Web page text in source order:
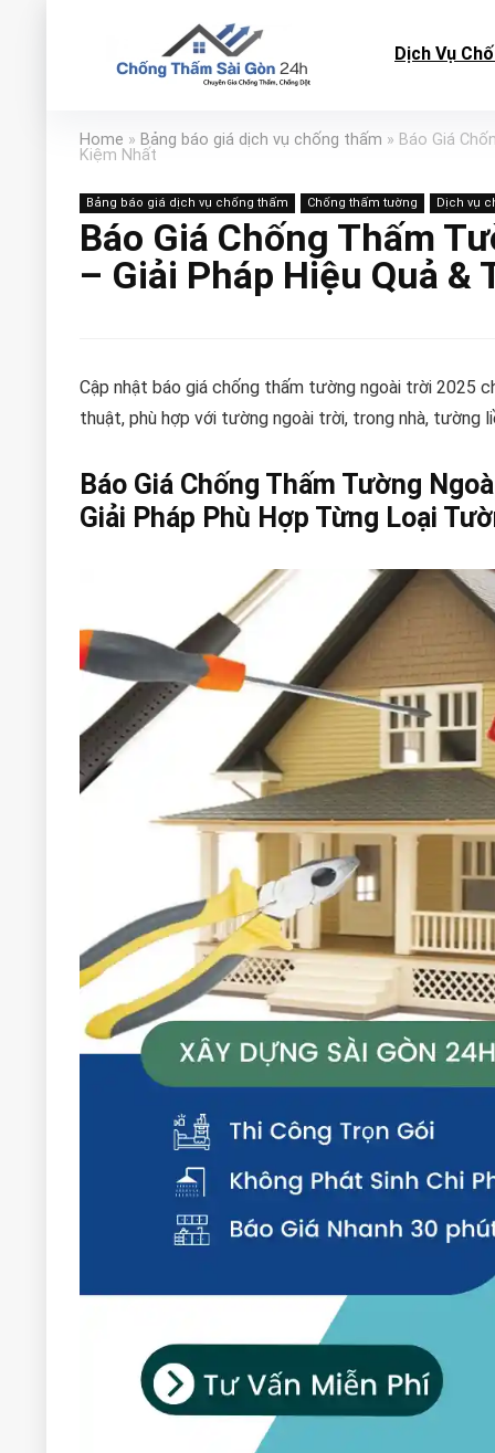
Dịch Vụ
Home » Bảng báo giá dịch vụ chống thấm » Báo Giá
Kiệm Nhất
Bảng báo giá dịch vụ chống thấm Chống thấm tường Dịch vụ
Báo Giá Chống Thấm
– Giải Pháp Hiệu Quả &
Cập nhật báo giá chống thấm tường ngoài trời 2025
thuật, phù hợp với tường ngoài trời, trong nhà, tường
Báo Giá Chống Thấm Tường
Giải Pháp Phù Hợp Từng Loại